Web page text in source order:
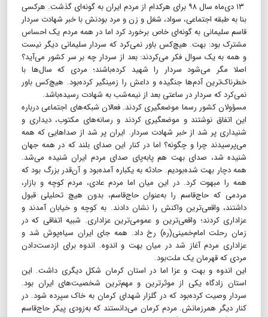
۱۳ دی‌ماه سال ۹۸ برای هرکدام از مردم ایران به‌ گونه‌ای گذشت. هرکسی
بنا به طبقه اجتماعی، سواد، شغل و زن و مرد بودنش با خبر شهادت سردار
قاسم سلیمانی به گونه‌ای خاص برخورد کرد اما در همه مردم یک احساس
مشترک بود: بهت. هیچ‌کس باور نمی‌کرد که سردار سلیمانی دیگر نیست
و همه به یک سوال فکر می‌کردند: بعد از سردار چه بر سر کشور می‌آید؟
اصلا مگر می‌شود سردار را شهید کرده‌باشند؛ مردی که سال‌ها با
خطرناک‌ترین آدم‌ها جنگیده و داعش را زمینگیر کرده‌بود. هیچ‌کس باور
نمی‌کرد که سردار در ساعتی بعد از نیمه‌شب به شهادت رسیده‌باشد.
مسؤولان کشور رسما موضعگیری کردند. فعالان شبکه‌های اجتماعی درباره
این اتفاق نوشتند و موضعگیری کردند و رسانه‌های مکتوب، دیداری و
شنیداری پر شد از خبر شهادت سردار. ایران پر شد از صدا‌هایی که همه
می‌پرسیدند چرا و چگونه؟ اما در کنار این صدای بلند که در همه جهان
شنیده شد، صدای بهت هم پابه‌پای صدای مردم ایران شنیده می‌شد.
همه دچار بهت شده‌بودیم. حادثه به یکباره آمده‌بود و آن‌قدر بزرگ بود که
همه را مبهوت کرد. در این میان اما مردم عادی، مردم کوچه و بازار،
مردمی که حاج‌قاسم را به‌عنوان حاج‌قاسم، بدون هیچ تحلیلی قبول
داشتند، واقعی‌ترین واکنش را نشان دادند. به کوچه و خیابان آمدند و
عزاداری کردند؛ واقعی‌ترین و عمومی‌ترین عزاداری. شبیه اتفاقی که در
زمان رحلت امام‌خمینی(ره) رخ داد. همه جای ایران سیاه‌پوش شد و
عزاداری مردم آغاز شد در میان بهت و اندوه. اندوه برای ازدست‌دادن
مردی که قهرمان یک ملت‌بود.
این اندوه و بهت و عزا اما در استان کرمان شکل دیگری داشت. این
استان زادگاه یکی از موثرترین و مهم‌ترین شخصیت‌های ایران بود.
سردار وصیت کرده‌بود که در گلزار شهدای کرمان به خاک سپرده شود. در
کنار دیگر همرزمانش. مردم کرمان می‌دانستند که به‌زودی پیکر حاج‌قاسم